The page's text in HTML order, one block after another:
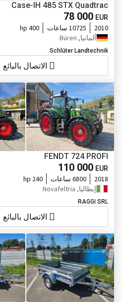
Case-IH 485 STX Quadtrac
78 000 EUR
2010 10725 ساعات
400 hp
ألمانيا, Büren
Schlüter Landtechnik
الاتصال بالبائع
FENDT 724 PROFI
110 000 EUR
2018 6800 ساعات
240 hp
إيطاليا, Novafeltria
RAGGI SRL
الاتصال بالبائع